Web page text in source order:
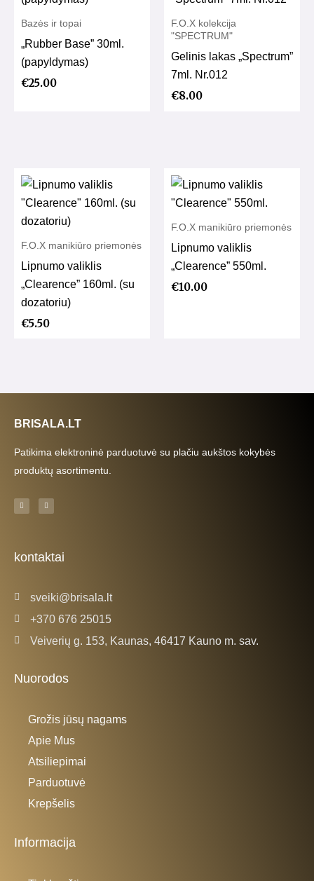
Bazės ir topai
„Rubber Base” 30ml.
(papyldymas)
€25.00
F.O.X kolekcija
"SPECTRUM"
Gelinis lakas „Spectrum”
7ml. Nr.012
€8.00
F.O.X manikiūro priemonės
Lipnumo valiklis
„Clearence” 160ml. (su
dozatoriu)
€5.50
F.O.X manikiūro priemonės
Lipnumo valiklis
„Clearence” 550ml.
€10.00
BRISALA.LT
Patikima elektroninė parduotuvė su plačiu aukštos kokybės
produktų asortimentu.
F
a
c
-
f
I
n
s
m
kontaktai
sveiki@brisala.lt
+370 676 25015
Veiverių g. 153, Kaunas, 46417 Kauno m. sav.
Nuorodos
Grožis jūsų nagams
Apie Mus
Atsiliepimai
Parduotuvė
Krepšelis
Informacija